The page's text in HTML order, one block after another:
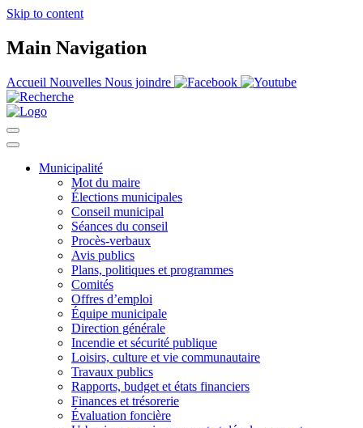
Skip to content
Main Navigation
Accueil Nouvelles Nous joindre
Municipalité
Mot du maire
Élections municipales
Conseil municipal
Séances du conseil
Procès-verbaux
Avis publics
Plans, politiques et programmes
Comités
Offres d’emploi
Équipe municipale
Direction générale
Incendie et sécurité publique
Loisirs, culture et vie communautaire
Travaux publics
Rapports, budget et états financiers
Finances et trésorerie
Évaluation foncière